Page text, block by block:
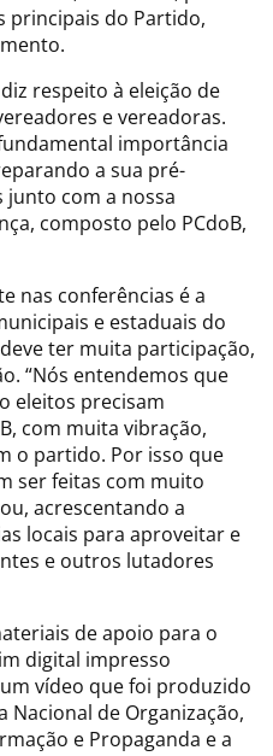
principais do Partido,
respeito à eleição de
e vereadoras.
importância
a sua pré-
junto com a nossa
composto pelo PCdoB,
nas conferências é a
e estaduais do
ter muita participação,
“Nós entendemos que
eleitos precisam
com muita vibração,
o partido. Por isso que
ser feitas com muito
acrescentando a
locais para aproveitar e
e outros lutadores
de apoio para o
digital impresso
vídeo que foi produzido
Nacional de Organização,
e Propaganda e a